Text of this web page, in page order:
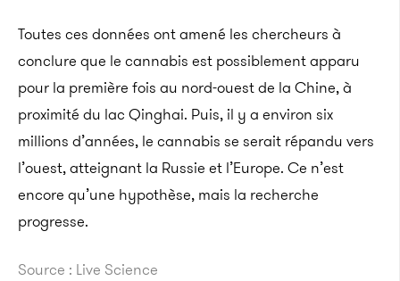
Toutes ces données ont amené les chercheurs à
conclure que le cannabis est possiblement apparu
pour la première fois au nord-ouest de la Chine, à
proximité du lac Qinghai. Puis, il y a environ six
millions d’années, le cannabis se serait répandu vers
l’ouest, atteignant la Russie et l’Europe. Ce n’est
encore qu’une hypothèse, mais la recherche
progresse.
Source : Live Science